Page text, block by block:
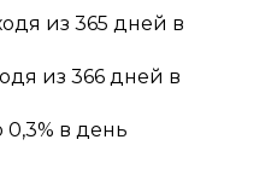
из 365 дней в
из 366 дней в
0,3% в день